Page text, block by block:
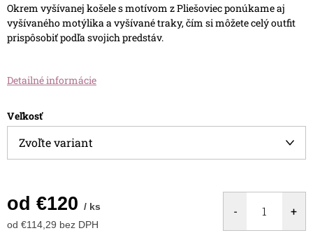
Okrem vyšívanej košele s motívom z Pliešoviec ponúkame aj
vyšívaného motýlika a vyšívané traky, čím si môžete celý outfit
prispôsobiť podľa svojich predstáv.
Detailné informácie
Veľkosť
od €120 / ks
od €114,29 bez DPH